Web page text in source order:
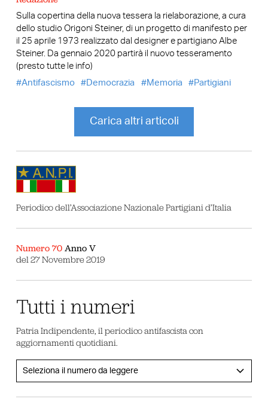
Sulla copertina della nuova tessera la rielaborazione, a cura
dello studio Origoni Steiner, di un progetto di manifesto per
il 25 aprile 1973 realizzato dal designer e partigiano Albe
Steiner. Da gennaio 2020 partirà il nuovo tesseramento
(presto tutte le info)
Antifascismo
Democrazia Memoria Partigiani
Carica altri articoli
Periodico dell’Associazione Nazionale Partigiani d’Italia
Numero 70Anno V
del 27 Novembre 2019
Tutti i numeri
Patria Indipendente, il periodico antifascista con
aggiornamenti quotidiani.